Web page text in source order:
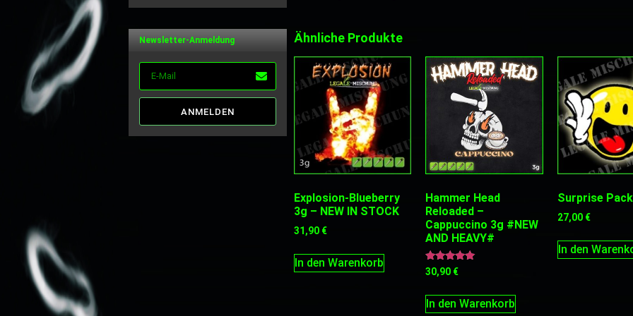
Newsletter-Anmeldung
ANMELDEN
Ähnliche Produkte
Explosion-Blueberry
3g – NEW IN STOCK
31,90 €
In den Warenkorb
Hammer Head
Reloaded –
Cappuccino 3g #NEW
AND HEAVY#
Bewertet
mit
von 5
30,90 €
In den Warenkorb
Surprise
27,00 €
In den